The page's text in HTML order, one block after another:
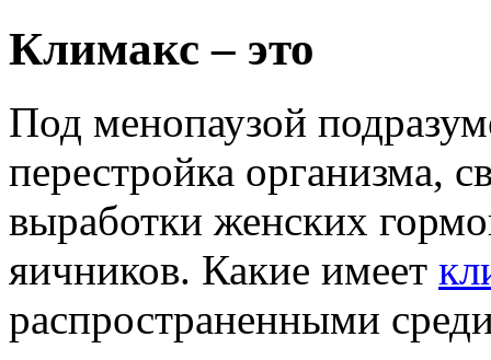
Климакс – это
Под менопаузой
перестройка организма,
выработки женских
яичников. Какие имеет
распространенными